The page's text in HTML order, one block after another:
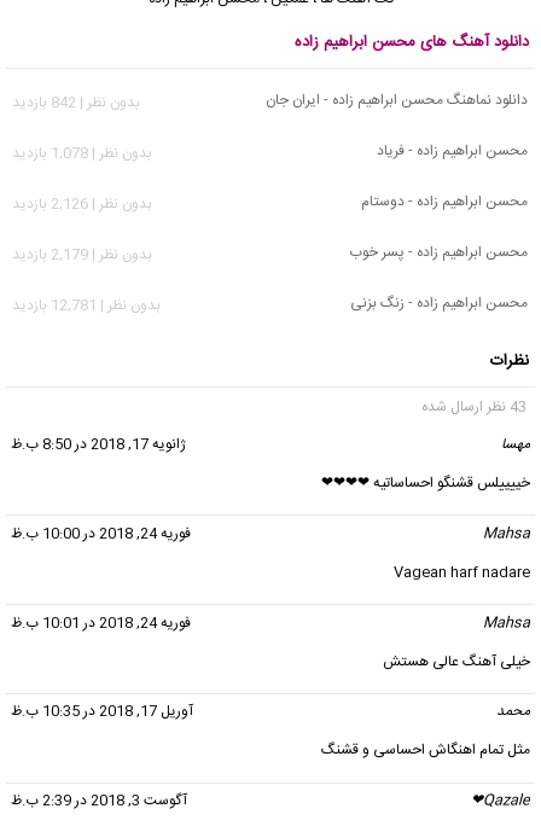
دانلود آهنگ های محسن ابراهیم زاده
دانلود نماهنگ محسن ابراهیم زاده - ایران جان
بدون نظر | 842 بازدید
محسن ابراهیم زاده - فریاد
بدون نظر | 1,078 بازدید
محسن ابراهیم زاده - دوستام
بدون نظر | 2,126 بازدید
محسن ابراهیم زاده - پسر خوب
بدون نظر | 2,179 بازدید
محسن ابراهیم زاده - زنگ بزنی
بدون نظر | 12,781 بازدید
نظرات
43 نظر ارسال شده
مهسا
ژانویه 17, 2018 در 8:50 ب.ظ
خییییلس قشنگو احساساتیه ❤❤❤❤
Mahsa
فوریه 24, 2018 در 10:00 ب.ظ
Vagean harf nadare
Mahsa
فوریه 24, 2018 در 10:01 ب.ظ
خیلی آهنگ عالی هستش
محمد
آوریل 17, 2018 در 10:35 ب.ظ
مثل تمام اهنگاش احساسی و قشنگ
Qazale❤
آگوست 3, 2018 در 2:39 ب.ظ